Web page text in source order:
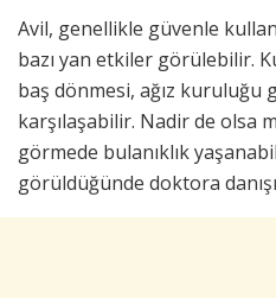
Avil, genellikle güvenle
bazı yan etkiler görülebilir.
baş dönmesi, ağız kuruluğu
karşılaşabilir. Nadir de olsa
görmede bulanıklık
görüldüğünde doktora